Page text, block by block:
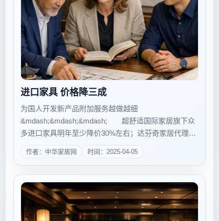
进口家具 价格降三成
为国人开发新产品附加服务越做越细
&mdash;&mdash;&mdash; 超舒适国际家居旗下众
多进口家具明年至少降价30%左右；达芬奇家居代理的
多个美国家具品牌价格已下调，且正在酝酿2013年的新
价格体系；美国床垫品牌丝涟Sealy为中国使用者建立
作者：中华家居网 时间：2025-04-05